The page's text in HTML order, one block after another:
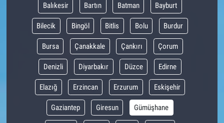
Balıkesir Bartın Batman Bayburt
Bilecik Bingöl Bitlis Bolu Burdur
Bursa Çanakkale Çankırı Çorum
Denizli Diyarbakır Düzce Edirne
Elazığ Erzincan Erzurum Eskişehir
Gaziantep Giresun Gümüşhane